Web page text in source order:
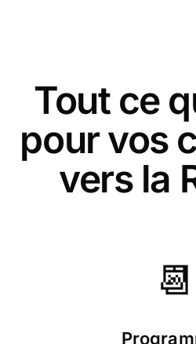
Tout ce
pour vos
vers la
📆